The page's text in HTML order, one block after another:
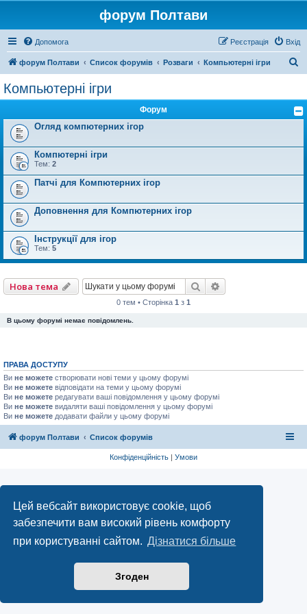
Цей вебсайт використовує cookie, щоб
забезпечити вам високий рівень комфорту
при користуванні сайтом. Дізнатися більше
Згоден
форум Полтави
Допомога Вхід
Реєстрація
форум Полтави Список форумів Розваги Компьютерні ігри
у
Компьютерні ігри
Форум
Огляд компютерних ігор
Компютерні ігри
Тем: 2
Патчі для Компютерних ігор
Доповнення для Компютерних ігор
Інструкції для ігор
Тем: 5
Нова тема Пошук
0 тем • Сторінка 1 з 1
В цьому форумі немає повідомлень.
ПРАВА ДОСТУПУ
Ви не можете створювати нові теми у цьому форумі
Ви не можете відповідати на теми у цьому форумі
Ви не можете редагувати ваші повідомлення у цьому форумі
Ви не можете видаляти ваші повідомлення у цьому форумі
Ви не можете додавати файли у цьому форумі
форум Полтави Список форумів
Конфіденційність | Умови